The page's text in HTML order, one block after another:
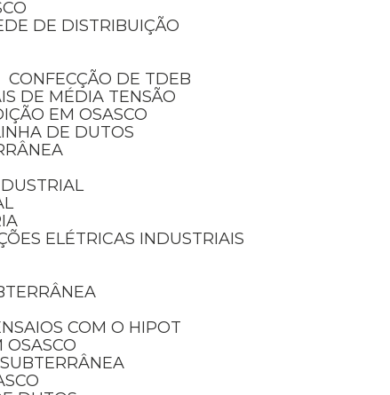
DE DISTRIBUIÇÃO
CONFECÇÃO DE TDEB
DE MÉDIA TENSÃO
EM OSASCO
DE DUTOS
ELÉTRICAS INDUSTRIAIS
ENSAIOS COM O HIPOT
OSASCO